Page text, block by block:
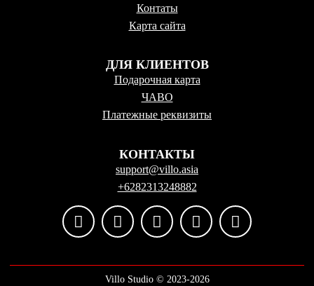
Контаты
Карта сайта
ДЛЯ КЛИЕНТОВ
Подарочная карта
ЧАВО
Платежные реквизиты
КОНТАКТЫ
support@villo.asia
+6282313248882
Villo Studio ©️ 2023-2026